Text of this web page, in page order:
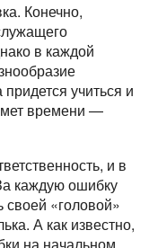
Конечно,
в каждой
учиться и
времени —
и в
каждую ошибку
своей «головой»
А как известно,